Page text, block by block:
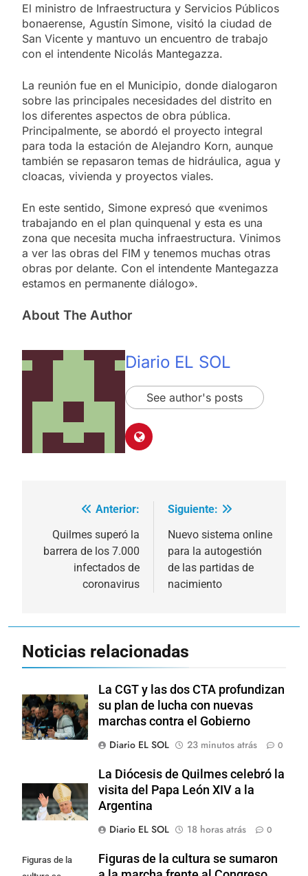
El ministro de Infraestructura y Servicios Públicos
bonaerense, Agustín Simone, visitó la ciudad de
San Vicente y mantuvo un encuentro de trabajo
con el intendente Nicolás Mantegazza.
La reunión fue en el Municipio, donde dialogaron
sobre las principales necesidades del distrito en
los diferentes aspectos de obra pública.
Principalmente, se abordó el proyecto integral
para toda la estación de Alejandro Korn, aunque
también se repasaron temas de hidráulica, agua y
cloacas, vivienda y proyectos viales.
En este sentido, Simone expresó que «venimos
trabajando en el plan quinquenal y esta es una
zona que necesita mucha infraestructura. Vinimos
a ver las obras del FIM y tenemos muchas otras
obras por delante. Con el intendente Mantegazza
estamos en permanente diálogo».
About The Author
Diario EL SOL
See author's posts
Navegación
de
entradas
Anterior:
Quilmes superó la
barrera de los 7.000
infectados de
coronavirus
Siguiente:
Nuevo sistema online
para la autogestión
de las partidas de
nacimiento
Noticias relacionadas
La CGT y las dos CTA profundizan
su plan de lucha con nuevas
marchas contra el Gobierno
Diario EL SOL
23 minutos atrás 0
La Diócesis de Quilmes celebró la
visita del Papa León XIV a la
Argentina
Diario EL SOL
18 horas atrás 0
Figuras de la
Figuras de la cultura se sumaron